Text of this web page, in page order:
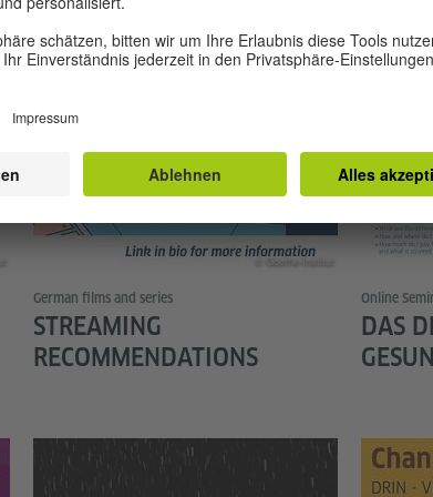
© Goethe-Institut
German films and series
STREAMING
RECOMMENDATIONS
Online
DAS